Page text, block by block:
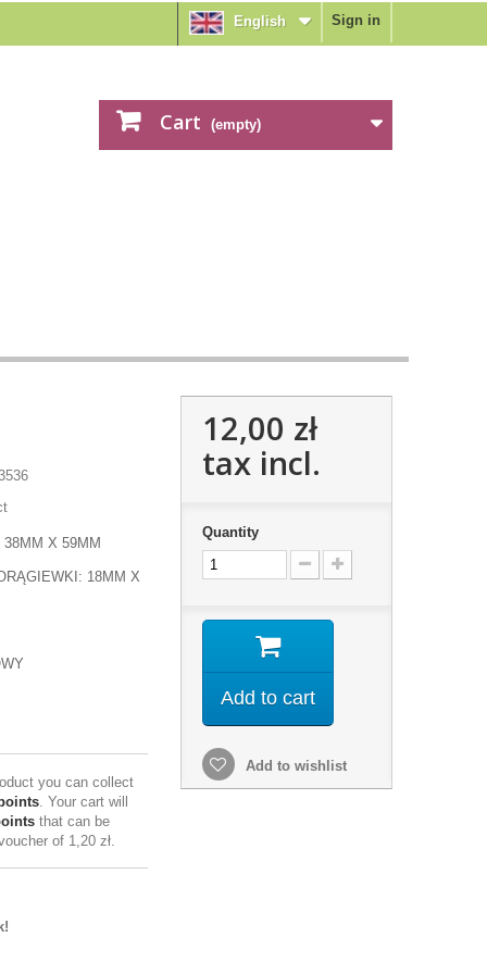
Sign in
English
Cart (empty)
X 59MM
18MM X
you can collect
. Your cart will
that can be
of 1,20 zł.
12,00 zł
tax incl.
Quantity
Add to cart
Add to wishlist